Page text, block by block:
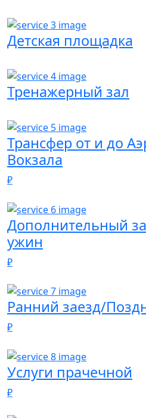
Детская площадка
Тренажерный зал
Трансфер от и до
Вокзала
₽
Дополнительный
ужин
₽
Ранний заезд/
₽
Услуги прачечной
₽